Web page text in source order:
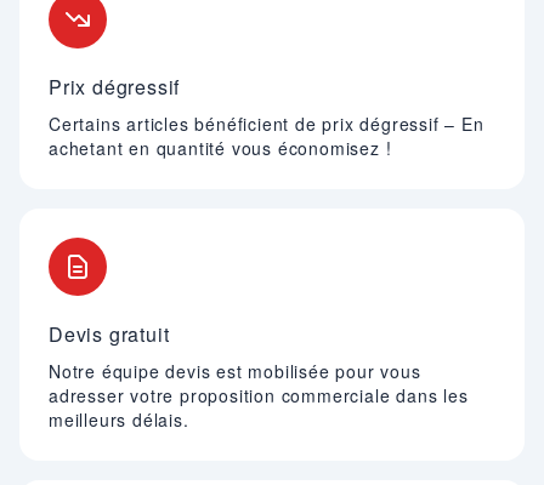
Prix dégressif
Certains articles bénéficient de prix dégressif – En
achetant en quantité vous économisez !
Devis gratuit
Notre équipe devis est mobilisée pour vous
adresser votre proposition commerciale dans les
meilleurs délais.